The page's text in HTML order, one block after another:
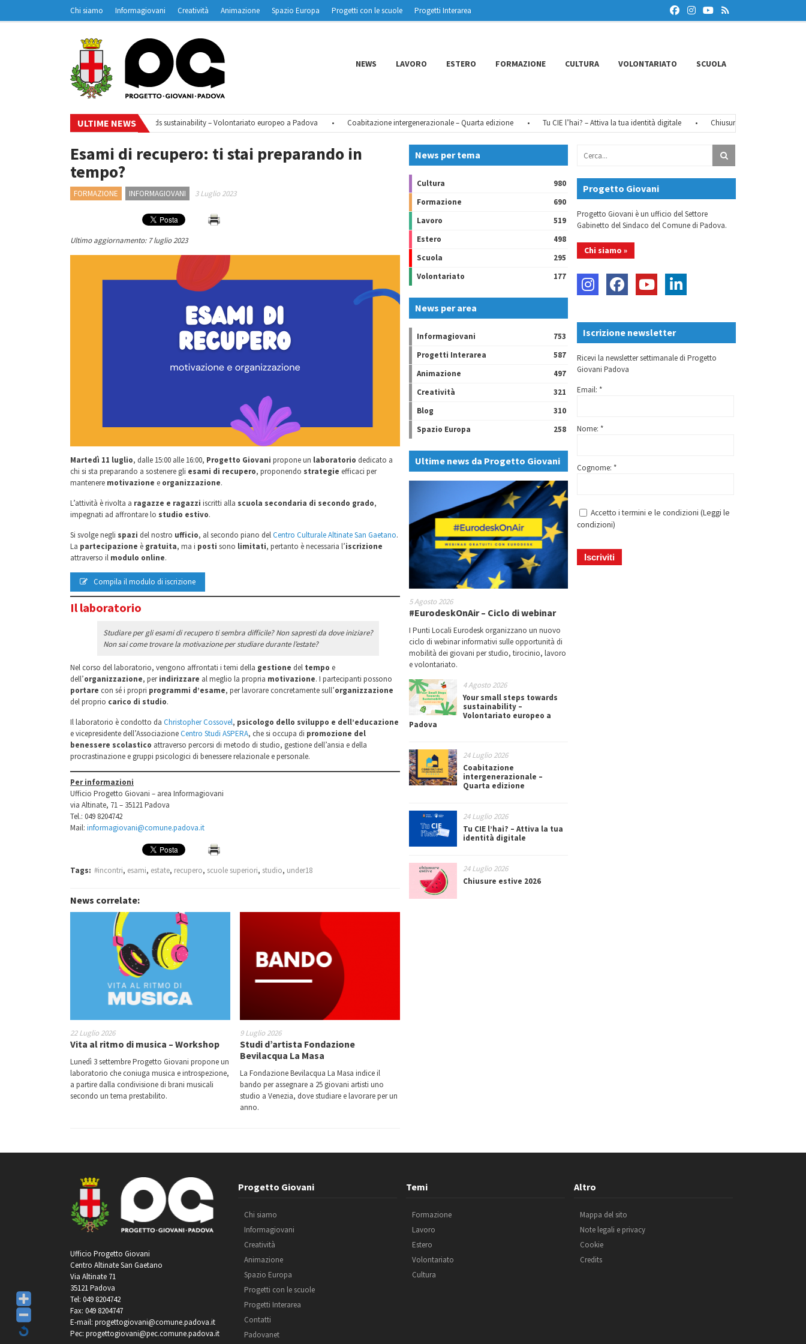
Chi siamo Informagiovani Creatività Animazione Spazio Europa Progetti con le scuole
Progetti Interarea
Contatti
Padovanet
NEWS LAVORO ESTERO FORMAZIONE CULTURA VOLONTARIATO SCUOLA
ULTIME NEWS
Your small steps towards sustainability – Volontariato europeo a Padova • Coabitazione intergenerazionale – Quarta edizione • Tu CIE l’hai? – Attiva la tua identità digitale • Chiusure estive 2026
Esami di recupero: ti stai preparando in
tempo?
FORMAZIONE INFORMAGIOVANI 3 Luglio 2023
Ultimo aggiornamento: 7 luglio 2023
Martedì 11 luglio, dalle 15:00 alle 16:00, Progetto Giovani propone un laboratorio dedicato a
chi si sta preparando a sostenere gli esami di recupero, proponendo strategie efficaci per
mantenere motivazione e organizzazione.
L’attività è rivolta a ragazze e ragazzi iscritti alla scuola secondaria di secondo grado,
impegnati ad affrontare lo studio estivo.
Si svolge negli spazi del nostro ufficio, al secondo piano delCentro Culturale Altinate San Gaetano.
La partecipazione è gratuita, ma i posti sono limitati, pertanto è necessaria l’iscrizione
attraverso il modulo online.
Compila il modulo di iscrizione
Il laboratorio
Studiare per gli esami di recupero ti sembra difficile? Non sapresti da dove iniziare?
Non sai come trovare la motivazione per studiare durante l’estate?
Nel corso del laboratorio, vengono affrontati i temi della gestione del tempo e
dell’organizzazione, perindirizzare al meglio la propria motivazione. I partecipanti possono
portare con sé i propri programmi d’esame, per lavorare concretamente sull’organizzazione
del proprio carico di studio.
Il laboratorio è condotto da Christopher Cossovel, psicologo dello sviluppo e dell’educazione
e vicepresidente dell’AssociazioneCentro Studi ASPERA, che si occupa di promozione del
benessere scolastico attraverso percorsi di metodo di studio, gestione dell’ansia e della
procrastinazione e gruppi psicologici di benessere relazionale e personale.
Per informazioni
Ufficio Progetto Giovani – area Informagiovani
via Altinate, 71 – 35121 Padova
Tel.: 049 8204742
Mail: informagiovani@comune.padova.it
Tags: #incontri, esami, estate, recupero, scuole superiori, studio, under18
News correlate:
22 Luglio 2026
Vita al ritmo di musica – Workshop
Lunedì 3 settembre Progetto Giovani propone un
laboratorio che coniuga musica e introspezione,
a partire dalla condivisione di brani musicali
secondo un tema prestabilito.
9 Luglio 2026
Studi d’artista Fondazione
Bevilacqua La Masa
La Fondazione Bevilacqua La Masa indice il
bando per assegnare a 25 giovani artisti uno
studio a Venezia, dove studiare e lavorare per un
anno.
News per tema
Cultura
980
Formazione
690
Lavoro
519
Estero
498
Scuola
295
Volontariato
177
News per area
Informagiovani
753
Progetti Interarea
587
Animazione
497
Creatività
321
Blog
310
Spazio Europa
258
Ultime news da Progetto Giovani
5 Agosto 2026
#EurodeskOnAir – Ciclo di webinar
I Punti Locali Eurodesk organizzano un nuovo
ciclo di webinar informativi sulle opportunità di
mobilità dei giovani per studio, tirocinio, lavoro
e volontariato.
4 Agosto 2026
Your small steps towards
sustainability –
Volontariato europeo a
Padova
24 Luglio 2026
Coabitazione
intergenerazionale –
Quarta edizione
24 Luglio 2026
Tu CIE l’hai? – Attiva la tua
identità digitale
24 Luglio 2026
Chiusure estive 2026
Progetto Giovani
Progetto Giovani è un ufficio del Settore
Gabinetto del Sindaco del Comune di Padova.
Chi siamo »
Iscrizione newsletter
Ricevi la newsletter settimanale di Progetto
Giovani Padova
Email: *
Nome: *
Cognome: *
Accetto i termini e le condizioni (Leggi le
condizioni)
Ufficio Progetto Giovani
Centro Altinate San Gaetano
Via Altinate 71
35121 Padova
Tel: 049 8204742
Fax: 049 8204747
E-mail: progettogiovani@comune.padova.it
Pec: progettogiovani@pec.comune.padova.it
Progetto Giovani
Chi siamo
Informagiovani
Creatività
Animazione
Spazio Europa
Progetti con le scuole
Progetti Interarea
Contatti
Padovanet
Temi
Formazione
Lavoro
Estero
Volontariato
Cultura
Altro
Mappa del sito
Note legali e privacy
Cookie
Credits